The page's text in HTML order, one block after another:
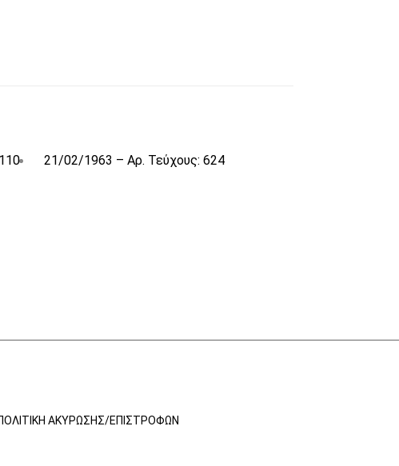
21/02/1963 – Αρ. Τεύχους: 624
ΑΚΎΡΩΣΗΣ/ΕΠΙΣΤΡΟΦΏΝ